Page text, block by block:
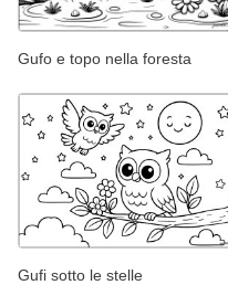
Gufo e topo nella foresta
Gufi sotto le stelle